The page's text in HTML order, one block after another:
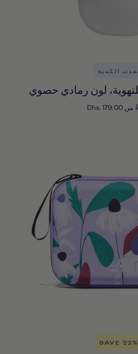
نفدت الكمية
لون رمادي حصوي
من Dhs. 179.00
SAVE 22%